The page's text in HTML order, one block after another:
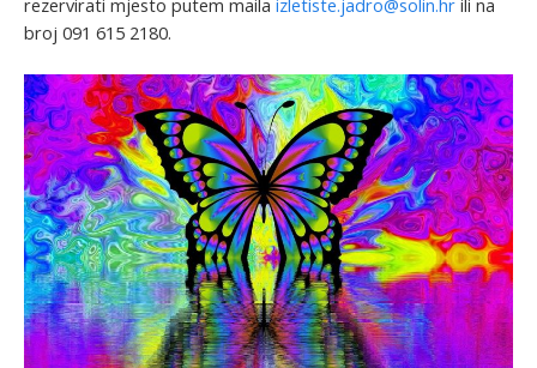
rezervirati mjesto putem maila izletiste.jadro@solin.hr ili na
broj 091 615 2180.